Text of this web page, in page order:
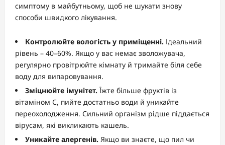
симптому в майбутньому, щоб не шукати знову
способи швидкого лікування.
Контролюйте вологість у приміщенні. Ідеальний
рівень – 40–60%. Якщо у вас немає зволожувача,
регулярно провітрюйте кімнату й тримайте біля себе
воду для випаровування.
Зміцнюйте імунітет. Їжте більше фруктів із
вітаміном С, пийте достатньо води й уникайте
переохолодження. Сильний організм рідше піддається
вірусам, які викликають кашель.
Уникайте алергенів. Якщо ви знаєте, що пил чи